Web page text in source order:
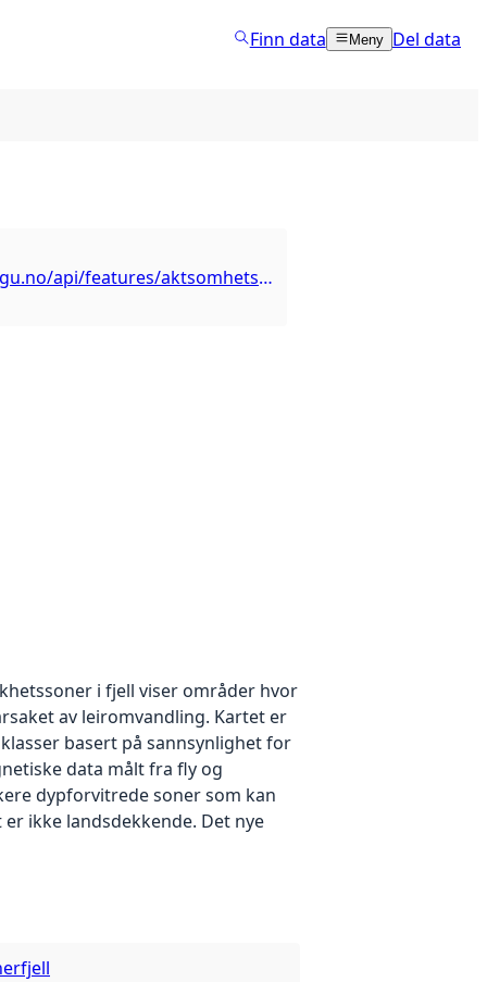
Finn data Meny Del data
https://geo.ngu.no/api/features/aktsomhetsvakhetssonerfjell
i fjell viser områder hvor
av leiromvandling. Kartet er
basert på sannsynlighet for
data målt fra fly og
dypforvitrede soner som kan
ikke landsdekkende. Det nye